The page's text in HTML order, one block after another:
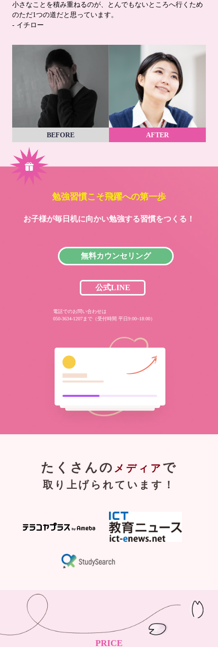
小さなことを積み重ねるのが、とんでもないところへ行くため
のただ1つの道だと思っています。
- イチロー
BEFORE AFTER
勉強習慣こそ飛躍への第一歩
お子様が毎日机に向かい勉強する習慣をつくる！
無料カウンセリング
公式LINE
電話でのお問い合わせは
050-3634-1207まで（受付時間 平日9:00~18:00）
たくさんの メディア で
取り上げられています！
PRICE